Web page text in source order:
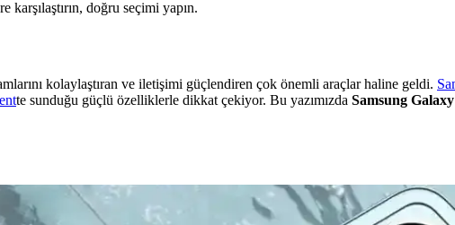
doğru seçimi yapın.
kolaylaştıran ve iletişimi güçlendiren çok önemli araçlar haline geldi.
te sunduğu güçlü özelliklerle dikkat çekiyor. Bu yazımızda Samsung Galaxy
Gelişmiş Tasarım ve Yüksek Performans